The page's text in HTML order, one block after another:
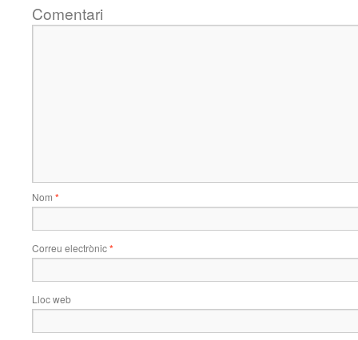
Comentari
Nom *
Correu electrònic*
Lloc web